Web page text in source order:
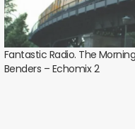
Fantastic Radio. The Morning
Benders – Echomix 2